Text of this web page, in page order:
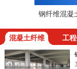
钢纤维混凝土
混凝土纤维 工